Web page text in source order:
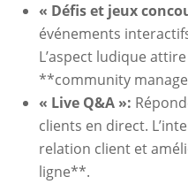
« Défis et jeux
événements
L’aspect ludique
**community
« Live Q&A »:
clients en direct.
relation client et
ligne**.